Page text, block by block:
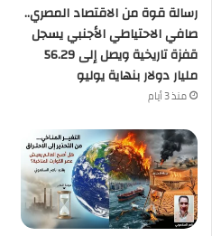
رسالة قوة من الاقتصاد المصري..
صافي الاحتياطي الأجنبي يسجل
قفزة تاريخية ويصل إلى 56.29
مليار دولار بنهاية يوليو
منذ 3 أيام